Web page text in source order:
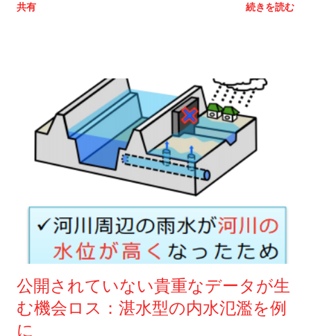
め、見極めることができるようになるためには最低限の予備知
報士の勉強をしろ」とボソッとつぶやいた上司もいましたが、
気象予報士の資格を所持...
ける可能性がある人や、土砂災害の被害を被る可能性がある人
話をしはじめて、「あなたはどんな状況を情報から見極めたい
ですか？」と進めます。もちろん、リスクの詳しい調べ方もお
伝えします。 「どんな状況を情報から見極めたいか？」という
のは、ひょっとしたら分かりにくかもしれません。でもシンプ
ルに考えてみてください。 例えば河川洪水のリスクがある人で
あれば、川が堤防すれすれで危険な状況になっていることは一
大事です。そうした状況を情報から見極めたいと思いません
か？ 土砂災害のリスクがある場合は、大雨で崖が崩れそうな状
況になっているという情報は必須のはずです。 上の2つの例は
災害が起こる直前といった切迫した状況ですが、場合によって
はもっと早い段階から判断し、避難行動を取る必要がある方も
いるでしょう。 そうした方が見極めたい状況は、例えば「川の
水位が上がって危険になりそうな状況」や、「土砂災害がひょ
量指数の計算で100年に1度の事態だと示されていたにもかから
では水位の実測値に基づく確度の高い情報を出しており、アプ
ローチが異なる。気象庁の指数はあくまでバーチャルな数字で
あり、必ずしも確度が高いとは言えない」 指定河川洪水予報は
気象庁と河川管理者（球磨川の場合は国土交通省）が共同で発
表するものだ。しかし、実際の決定権は国土交通省が持ってい
るようで、気象庁の影響力は少ないのが実態のようである。 ー
ーー 2つ目のニュースは特別警報級かと話題になった台風10号
の後にNHKがWeb特集として伝えたものだ。タイトルは「出せ
ない予報 ～70年前の法律の壁～」（記事は こちら ）であり、
民間（東京大学とJAXA）が開発した洪水予報システムがあって
も気象業務法が壁となり公表ができない状況であることが問題
点として伝えられている。 記事によれば、気象庁が洪水予報を
許可しない理由は「洪水予測の技術は確立されておらず、精度
共有 続きを読む
公開されていない貴重なデータが生
む機会ロス：湛水型の内水氾濫を例
に